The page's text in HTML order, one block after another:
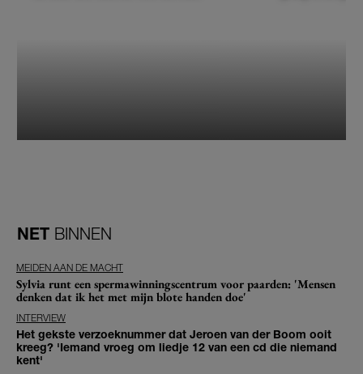
NET BINNEN
MEIDEN AAN DE MACHT
Sylvia runt een spermawinningscentrum voor paarden: 'Mensen
denken dat ik het met mijn blote handen doe'
INTERVIEW
Het gekste verzoeknummer dat Jeroen van der Boom ooit
kreeg? 'Iemand vroeg om liedje 12 van een cd die niemand
kent'